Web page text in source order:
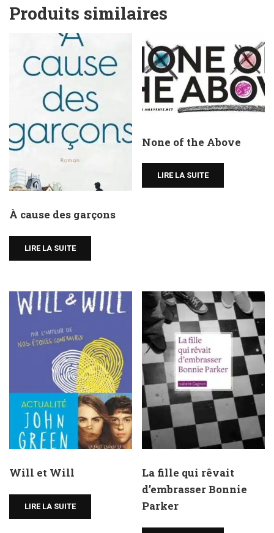
Produits similaires
À cause des garçons
LIRE LA SUITE
None of the Above
LIRE LA SUITE
Will et Will
LIRE LA SUITE
La fille qui rêvait
d’embrasser Bonnie
Parker